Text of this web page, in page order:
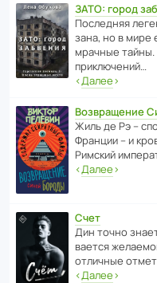
ЗАТО: город
После­дняя
зана, но в мире
мрачные тайны.
приключений…
‹Далее›
Возвращение
Жиль де Рэ –
Франции – и
Римский
‹Далее›
Счет
Дин точно
ва­ется
отли­чные
‹Далее›